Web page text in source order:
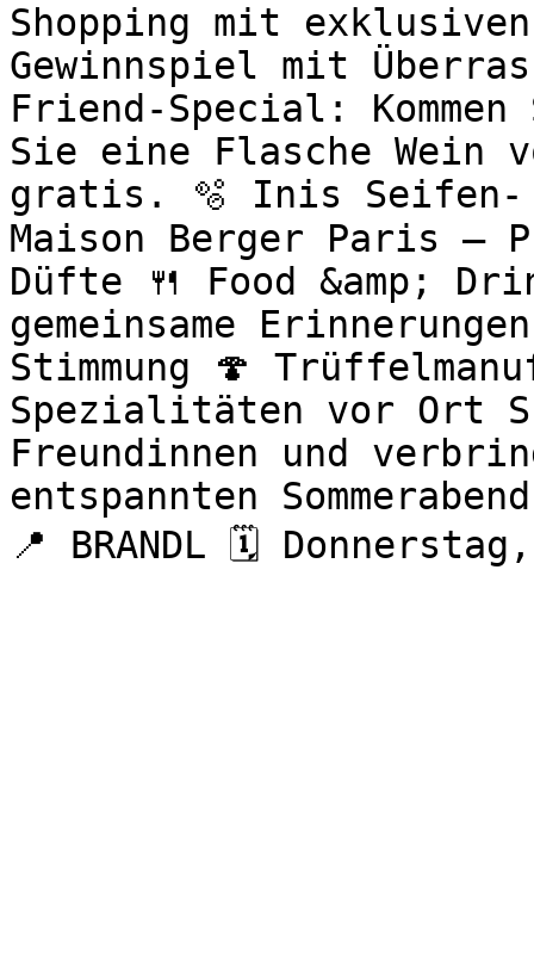
Shopping mit
Gewinnspiel mit
Friend-Special:
Sie eine Flasche Wein
gratis. 🫧 Inis Seifen-
Maison Berger Paris –
Düfte 🍴 Food &amp;
gemeinsame
Stimmung 🍄
Spezialitäten vor Ort
Freundinnen und
entspannten